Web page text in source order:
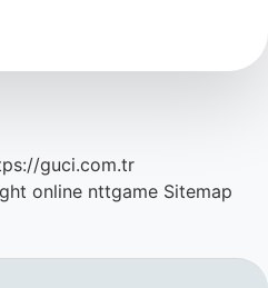
guci.com.tr
online nttgame Sitemap